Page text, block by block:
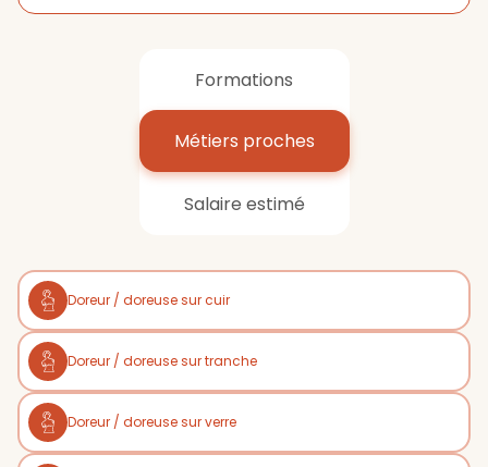
Formations
Métiers proches
Salaire estimé
Doreur / doreuse sur cuir
Doreur / doreuse sur tranche
Doreur / doreuse sur verre